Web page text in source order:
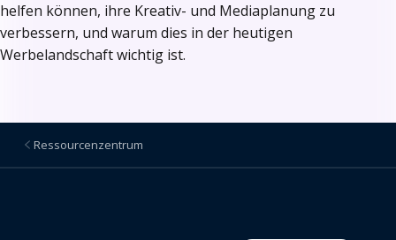
helfen können, ihre Kreativ- und Mediaplanung zu
verbessern, und warum dies in der heutigen
Werbelandschaft wichtig ist.
Ressourcenzentrum